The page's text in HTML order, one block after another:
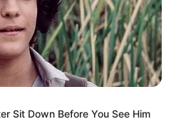
Sit Down Before You See Him